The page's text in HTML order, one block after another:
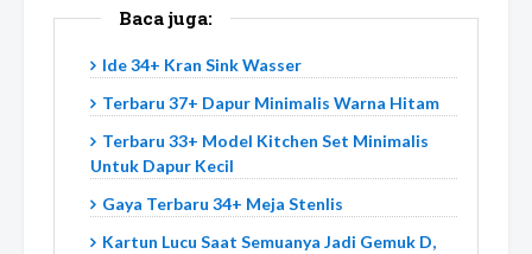
Baca juga:
Ide 34+ Kran Sink Wasser
Terbaru 37+ Dapur Minimalis Warna Hitam
Terbaru 33+ Model Kitchen Set Minimalis
Untuk Dapur Kecil
Gaya Terbaru 34+ Meja Stenlis
Kartun Lucu Saat Semuanya Jadi Gemuk D,